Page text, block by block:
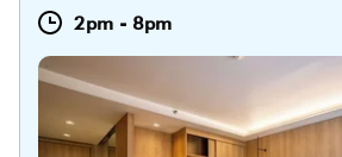
2pm - 8pm